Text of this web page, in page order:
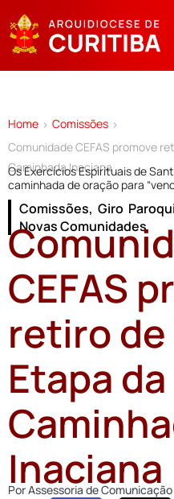
Home > Comissões >
Comunidade CEFAS promove
Caminhada Inaciana
Os Exercícios Espirituais de
caminhada de oração para
Comissões, Giro
Novas Comunidades
CEFAS
retiro
Etapa da
Inaciana
PorAssessoria de Comunicação